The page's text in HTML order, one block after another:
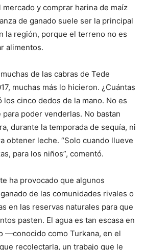
y comprar harina de maíz
de ganado suele ser la principal
la región, porque el terreno no es
alimentos.
de las cabras de Tede
muchas más lo hicieron. ¿Cuántas
los cinco dedos de la mano. No es
poder venderlas. No bastan
durante la temporada de sequía, ni
obtener leche. “Solo cuando llueve
para los niños”, comentó.
ha provocado que algunos
de las comunidades rivales o
en las reservas naturales para que
pasten. El agua es tan escasa en
—conocido como Turkana, en el
recolectarla, un trabajo que le